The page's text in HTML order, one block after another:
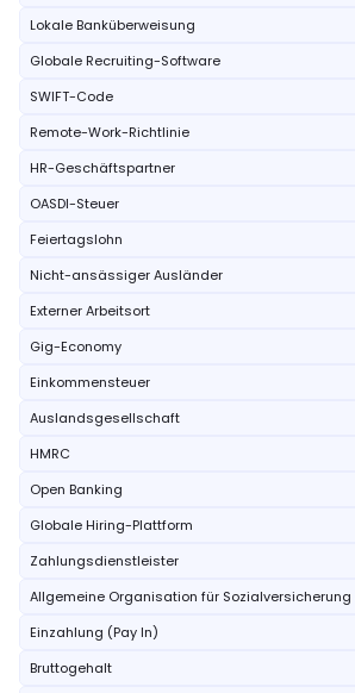
Lokale Banküberweisung
Globale Recruiting-Software
SWIFT-Code
Remote-Work-Richtlinie
HR-Geschäftspartner
OASDI-Steuer
Feiertagslohn
Nicht-ansässiger Ausländer
Externer Arbeitsort
Gig-Economy
Einkommensteuer
Auslandsgesellschaft
HMRC
Open Banking
Globale Hiring-Plattform
Zahlungsdienstleister
Allgemeine Organisation für Sozialversicherung
Einzahlung (Pay In)
Bruttogehalt